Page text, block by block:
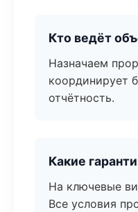
Кто ведёт
Назначаем
координирует
отчётность.
Какие
На ключевые
Все условия